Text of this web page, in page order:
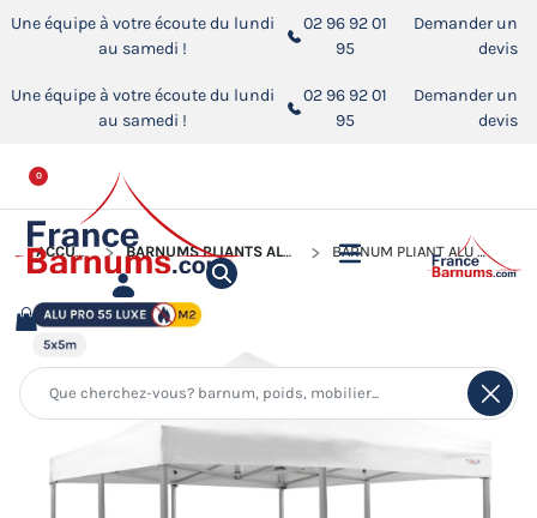
Une équipe à votre écoute du lundi
au samedi !
02 96 92 01
95
Demander un
devis
Une équipe à votre écoute du lundi
au samedi !
02 96 92 01
95
Demander un
devis
0
ACCUEIL BARNUMS PLIANTS ALUMINIUM PRO 55 LUXE M2 BARNUM PLIANT ALU PRO 55 LUXE M2 5MX5M BLANC 580GR/M²